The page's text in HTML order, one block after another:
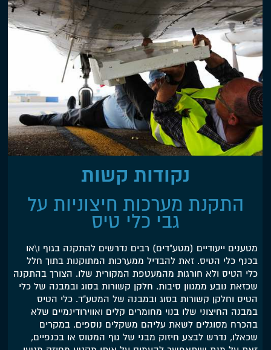
נקודות קשות
התקנת מערכות חיצוניות על
גבי כלי טיס
מטענים ייעודיים (מטע"דים) רבים נדרשים להתקנה בגוף ו\או
בכנף כלי הטיס. זאת להבדיל ממערכות המתוקנות בתוך חלל
כלי הטיס ולא חורגות מהמעטפת המקורית שלו. הצורך בהתקנה
שכזאת נובע ממגוון סיבות. חלקן קשורות בסוג ובמבנה של כלי
הטיס וחלקן קשורות בסוג ובמבנה של המטע"ד. כלי הטיס
במבנה החיצוני שלו בנוי מחומרים קלים ואווירודינמיים שלא
בהכרח מסוגלים לשאת עליהם משקלים נוספים. במקרים
שכאלו, נדרש לבצע חיזוק מבני של גוף המטוס או בכנפיים,